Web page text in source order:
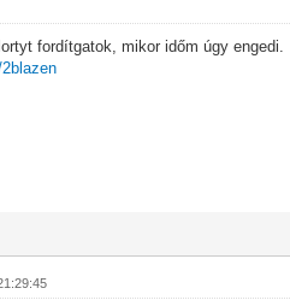
fordítgatok, mikor időm úgy engedi.